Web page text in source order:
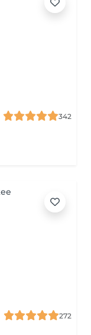
342
272